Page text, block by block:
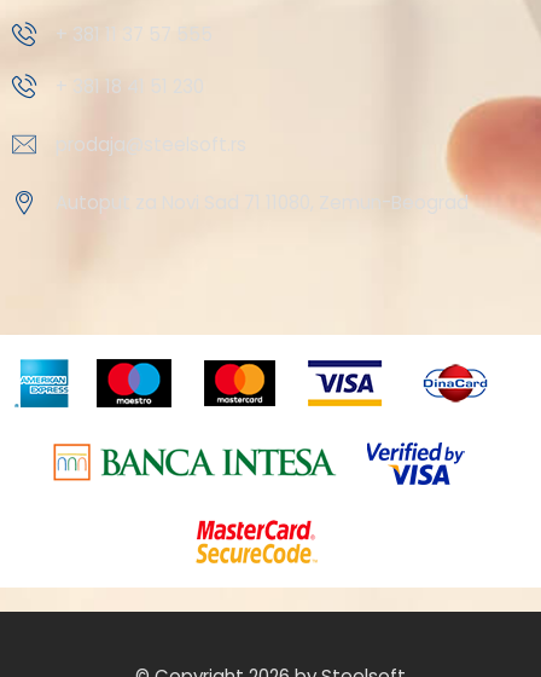
+ 381 11 37 57 555
+ 381 18 41 51 230
prodaja@steelsoft.rs
Autoput za Novi Sad 71 11080, Zemun-Beograd